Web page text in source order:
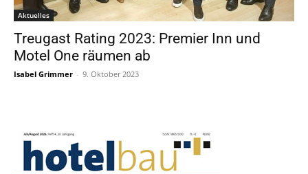
Aktuelles
Treugast Rating 2023: Premier Inn und
Motel One räumen ab
Isabel Grimmer - 9. Oktober 2023